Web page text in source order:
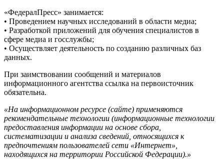
«ФедералПресс» занимается:
• Проведением научных исследований в области медиа;
• Разработкой приложений для обучения специалистов в
сфере медиа и госслужбы;
• Осуществляет деятельность по созданию различных баз
данных.
При заимствовании сообщений и материалов
информационного агентства ссылка на первоисточник
обязательна.
«На информационном ресурсе (сайте) применяются
рекомендательные технологии (информационные технологии
предоставления информации на основе сбора,
систематизации и анализа сведений, относящихся к
предпочтениям пользователей сети «Интернет»,
находящихся на территории Российской Федерации).»